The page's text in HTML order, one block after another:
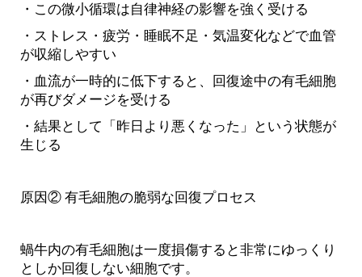
・この微小循環は自律神経の影響を強く受ける
・ストレス・疲労・睡眠不足・気温変化などで血管
が収縮しやすい
・血流が一時的に低下すると、回復途中の有毛細胞
が再びダメージを受ける
・結果として「昨日より悪くなった」という状態が
生じる
原因② 有毛細胞の脆弱な回復プロセス
蝸牛内の有毛細胞は一度損傷すると非常にゆっくり
としか回復しない細胞です。